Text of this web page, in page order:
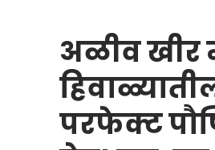
अळीव खीर
परफेक्ट